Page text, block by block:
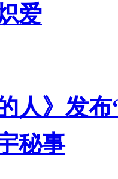
爱
人》发
秘事